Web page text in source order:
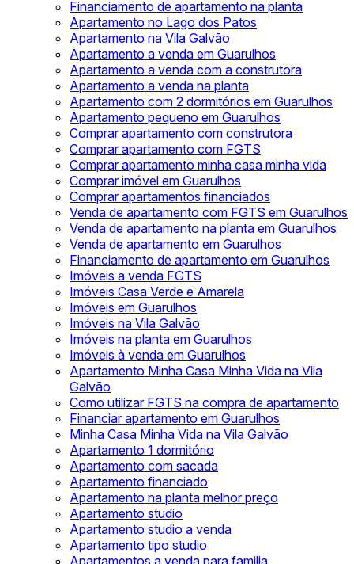
Financiamento de apartamento na planta
Apartamento no Lago dos Patos
Apartamento na Vila Galvão
Apartamento a venda em Guarulhos
Apartamento a venda com a construtora
Apartamento a venda na planta
Apartamento com 2 dormitórios em Guarulhos
Apartamento pequeno em Guarulhos
Comprar apartamento com construtora
Comprar apartamento com FGTS
Comprar apartamento minha casa minha vida
Comprar imóvel em Guarulhos
Comprar apartamentos financiados
Venda de apartamento com FGTS em Guarulhos
Venda de apartamento na planta em Guarulhos
Venda de apartamento em Guarulhos
Financiamento de apartamento em Guarulhos
Imóveis a venda FGTS
Imóveis Casa Verde e Amarela
Imóveis em Guarulhos
Imóveis na Vila Galvão
Imóveis na planta em Guarulhos
Imóveis à venda em Guarulhos
Apartamento Minha Casa Minha Vida na Vila
Galvão
Como utilizar FGTS na compra de apartamento
Financiar apartamento em Guarulhos
Minha Casa Minha Vida na Vila Galvão
Apartamento 1 dormitório
Apartamento com sacada
Apartamento financiado
Apartamento na planta melhor preço
Apartamento studio
Apartamento studio a venda
Apartamento tipo studio
Apartamentos a venda para familia